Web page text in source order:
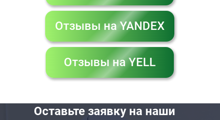
Отзывы на YANDEX
Отзывы на YELL
Оставьте заявку на наши